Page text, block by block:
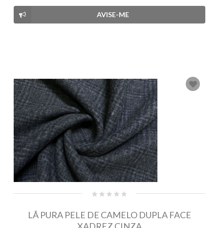
AVISE-ME
LÃ PURA PELE DE CAMELO DUPLA FACE
XADREZ CINZA